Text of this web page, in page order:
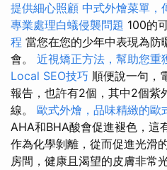
提供細心照顧 中式外燴菜單，
專業處理白蟻侵襲問題 100的
程 當您在您的少年中表現為防
會。 近視矯正方法，幫助您重
Local SEO技巧 順便說一句，
報告，也許有2個，其中2個
線。 歐式外燴，品味精緻的歐
AHA和BHA酸會促進褪色，這
作為化學剝離，從而促進光滑
房間，健康且渴望的皮膚非常